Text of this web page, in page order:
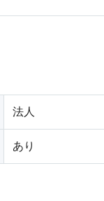
法人
あり